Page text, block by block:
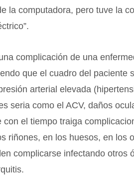
la computadora, pero tuve la
complicación de una
que el cuadro del paciente
arterial elevada
seria como el ACV, daños
con el tiempo traiga
riñones, en los huesos, en los
complicarse infectando otros